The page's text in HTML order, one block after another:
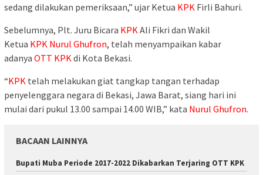
sedang dilakukan pemeriksaan,” ujar Ketua KPK Firli Bahuri.
Sebelumnya, Plt. Juru Bicara KPK Ali Fikri dan Wakil
Ketua KPK Nurul Ghufron, telah menyampaikan kabar
adanya OTT KPK di Kota Bekasi.
“KPK telah melakukan giat tangkap tangan terhadap
penyelenggara negara di Bekasi, Jawa Barat, siang hari ini
mulai dari pukul 13.00 sampai 14.00 WIB,” kata Nurul Ghufron.
BACAAN LAINNYA
Bupati Muba Periode 2017-2022 Dikabarkan Terjaring OTT KPK